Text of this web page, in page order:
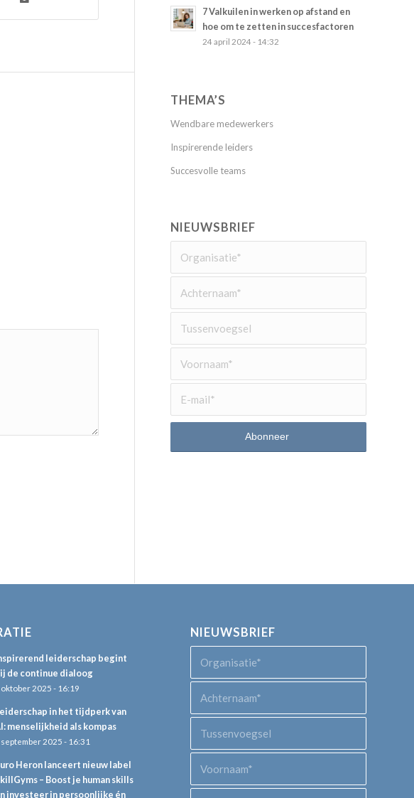
7 Valkuilen in werken op afstand en
hoe om te zetten in succesfactoren
24 april 2024 - 14:32
THEMA’S
Wendbare medewerkers
Inspirerende leiders
Succesvolle teams
NIEUWSBRIEF
leiderschap begint
de continue dialoog
oktober 2025 - 16:19
in het tijdperk van
menselijkheid als kompas
september 2025 - 16:31
Heron lanceert nieuw label
– Boost je human skills
investeer in persoonlijke én
NIEUWSBRIEF